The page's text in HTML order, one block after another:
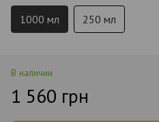
1000 мл 250 мл
В наличии
1 560 грн